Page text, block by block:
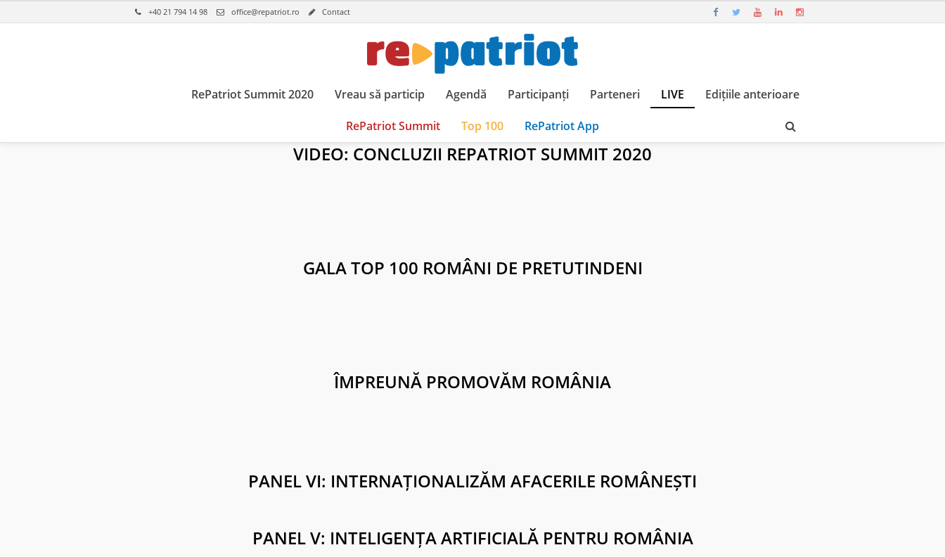
+40 21 794 14 98 office@repatriot.ro Contact
RePatriot Summit 2020 Vreau să particip Agendă Participanți Parteneri LIVE Edițiile anterioare
RePatriot Summit Top 100 RePatriot App
VIDEO: CONCLUZII REPATRIOT SUMMIT 2020
GALA TOP 100 ROMÂNI DE PRETUTINDENI
ÎMPREUNĂ PROMOVĂM ROMÂNIA
PANEL VI: INTERNAȚIONALIZĂM AFACERILE ROMÂNEȘTI
PANEL V: INTELIGENȚA ARTIFICIALĂ PENTRU ROMÂNIA